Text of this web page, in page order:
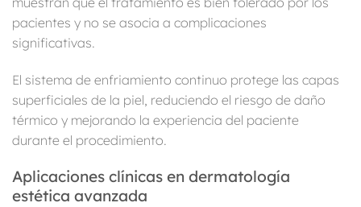
pacientes y no se asocia a complicaciones
significativas.
El sistema de enfriamiento continuo protege las capas
superficiales de la piel, reduciendo el riesgo de daño
térmico y mejorando la experiencia del paciente
durante el procedimiento.
Aplicaciones clínicas en dermatología
estética avanzada